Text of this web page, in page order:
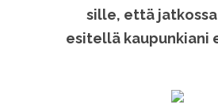
sille, että
esitellä kaupunkiani